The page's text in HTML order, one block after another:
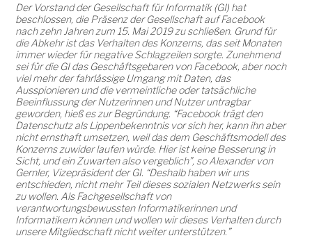
Der Vorstand der Gesellschaft für Informatik (GI) hat
beschlossen, die Präsenz der Gesellschaft auf Facebook
nach zehn Jahren zum 15. Mai 2019 zu schließen. Grund für
die Abkehr ist das Verhalten des Konzerns, das seit Monaten
immer wieder für negative Schlagzeilen sorgte. Zunehmend
sei für die GI das Geschäftsgebaren von Facebook, aber noch
viel mehr der fahrlässige Umgang mit Daten, das
Ausspionieren und die vermeintliche oder tatsächliche
Beeinflussung der Nutzerinnen und Nutzer untragbar
geworden, hieß es zur Begründung. “Facebook trägt den
Datenschutz als Lippenbekenntnis vor sich her, kann ihn aber
nicht ernsthaft umsetzen, weil das dem Geschäftsmodell des
Konzerns zuwider laufen würde. Hier ist keine Besserung in
Sicht, und ein Zuwarten also vergeblich”, so Alexander von
Gernler, Vizepräsident der GI. “Deshalb haben wir uns
entschieden, nicht mehr Teil dieses sozialen Netzwerks sein
zu wollen. Als Fachgesellschaft von
verantwortungsbewussten Informatikerinnen und
Informatikern können und wollen wir dieses Verhalten durch
unsere Mitgliedschaft nicht weiter unterstützen.”